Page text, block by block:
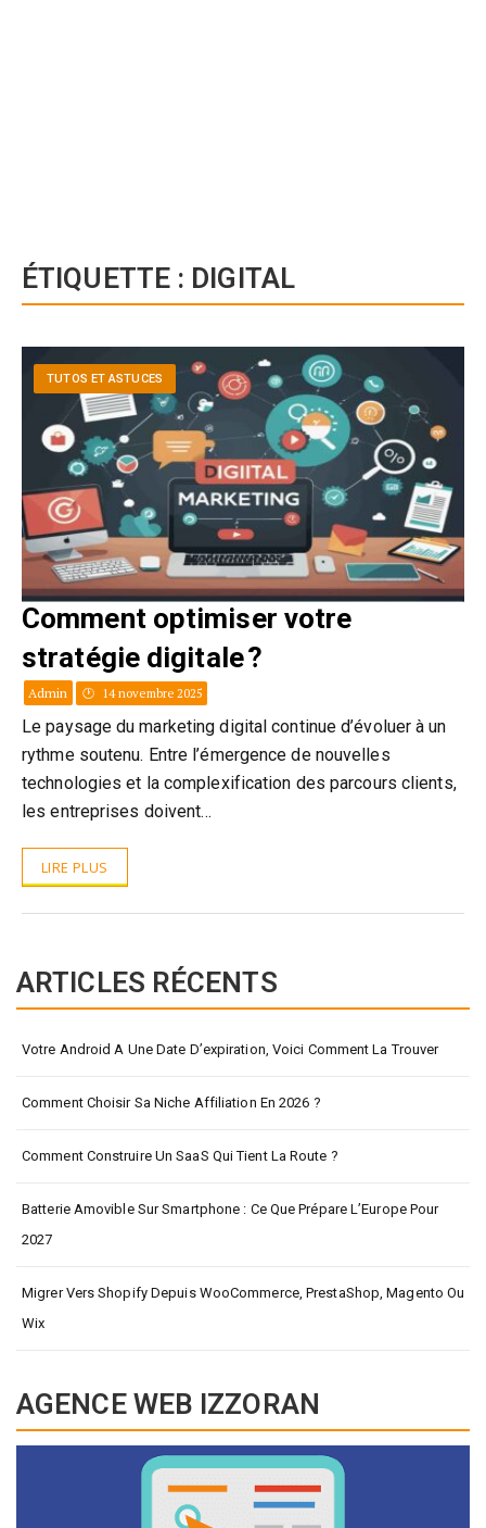
ÉTIQUETTE : DIGITAL
TUTOS ET ASTUCES
Comment optimiser votre
stratégie digitale ?
Admin 14 novembre 2025
Le paysage du marketing digital continue d’évoluer à un
rythme soutenu. Entre l’émergence de nouvelles
technologies et la complexification des parcours clients,
les entreprises doivent…
LIRE PLUS
ARTICLES RÉCENTS
Votre Android A Une Date D’expiration, Voici Comment La Trouver
Comment Choisir Sa Niche Affiliation En 2026 ?
Comment Construire Un SaaS Qui Tient La Route ?
Batterie Amovible Sur Smartphone : Ce Que Prépare L’Europe Pour
2027
Migrer Vers Shopify Depuis WooCommerce, PrestaShop, Magento Ou
Wix
AGENCE WEB IZZORAN